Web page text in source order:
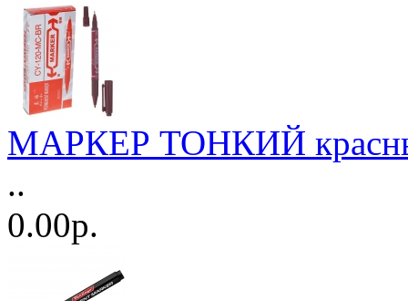
МАРКЕР ТОНКИЙ
..
0.00р.